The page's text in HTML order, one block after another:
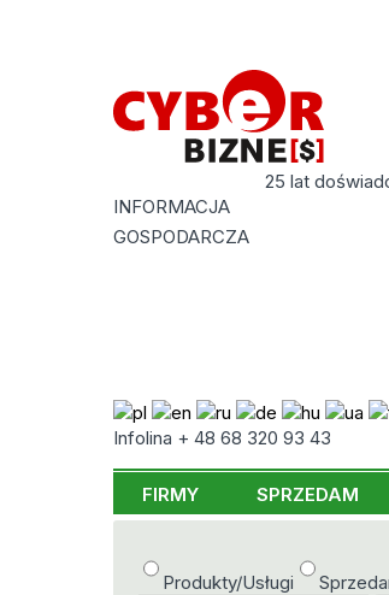
25 lat
INFORMACJA
GOSPODARCZA
Infolina + 48 68 320 93 43
FIRMY SPRZEDAM
Produkty/Usługi